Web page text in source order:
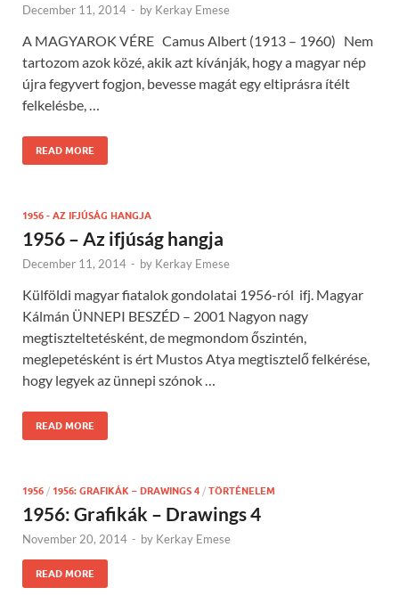
December 11, 2014 - by Kerkay Emese
A MAGYAROK VÉRE Camus Albert (1913 – 1960) Nem
tartozom azok közé, akik azt kívánják, hogy a magyar nép
újra fegyvert fogjon, bevesse magát egy eltiprásra ítélt
felkelésbe, …
READ MORE
1956 - AZ IFJÚSÁG HANGJA
1956 – Az ifjúság hangja
December 11, 2014 - by Kerkay Emese
Külföldi magyar fiatalok gondolatai 1956-ról ifj. Magyar
Kálmán ÜNNEPI BESZÉD – 2001 Nagyon nagy
megtiszteltetésként, de megmondom őszintén,
meglepetésként is ért Mustos Atya megtisztelő felkérése,
hogy legyek az ünnepi szónok …
READ MORE
1956 / 1956: GRAFIKÁK – DRAWINGS 4 / TÖRTÉNELEM
1956: Grafikák – Drawings 4
November 20, 2014 - by Kerkay Emese
READ MORE